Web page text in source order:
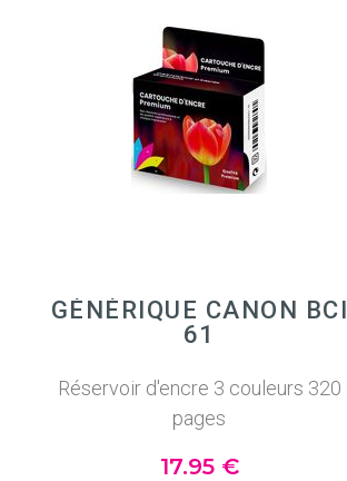
GÉNÉRIQUE CANON BCI
61
Réservoir d'encre 3 couleurs 320
pages
17.95 €